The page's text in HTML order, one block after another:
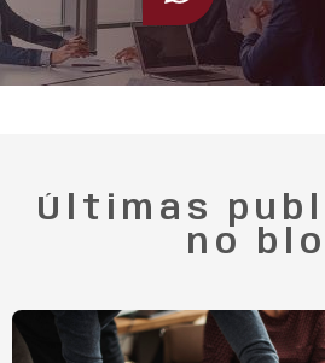
Últimas
no